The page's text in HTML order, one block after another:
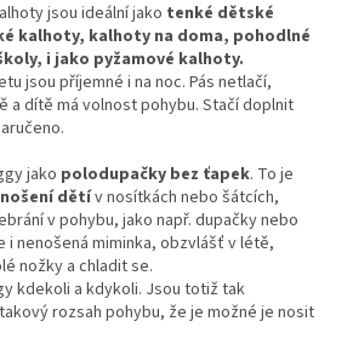
jsou ideální jako tenké dětské
kalhoty, kalhoty na doma, pohodlné
i jako pyžamové kalhoty.
jsou příjemné i na noc. Pás netlačí,
a dítě má volnost pohybu. Stačí doplnit
jako polodupačky bez ťapek. To je
dětív nosítkách nebo šátcích,
v pohybu, jako např. dupačky nebo
i nenošená miminka, obzvlášť v létě,
nožky a chladit se.
kdekoli a kdykoli. Jsou totiž tak
rozsah pohybu, že je možné je nosit